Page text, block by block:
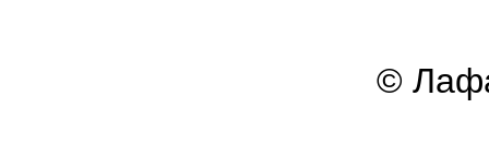
©